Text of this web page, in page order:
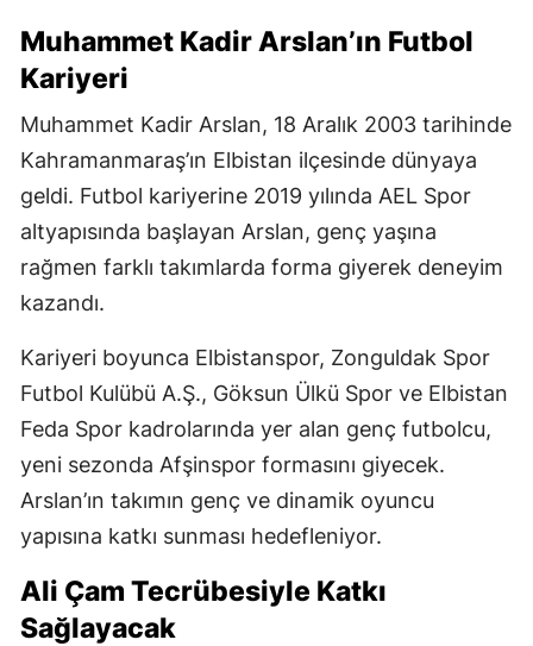
Muhammet Kadir Arslan’ın Futbol
Kariyeri
Muhammet Kadir Arslan, 18 Aralık 2003 tarihinde
Kahramanmaraş’ın Elbistan ilçesinde dünyaya
geldi. Futbol kariyerine 2019 yılında AEL Spor
altyapısında başlayan Arslan, genç yaşına
rağmen farklı takımlarda forma giyerek deneyim
kazandı.
Kariyeri boyunca Elbistanspor, Zonguldak Spor
Futbol Kulübü A.Ş., Göksun Ülkü Spor ve Elbistan
Feda Spor kadrolarında yer alan genç futbolcu,
yeni sezonda Afşinspor formasını giyecek.
Arslan’ın takımın genç ve dinamik oyuncu
yapısına katkı sunması hedefleniyor.
Ali Çam Tecrübesiyle Katkı
Sağlayacak